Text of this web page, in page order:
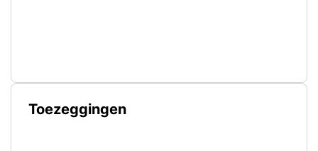
Toezeggingen